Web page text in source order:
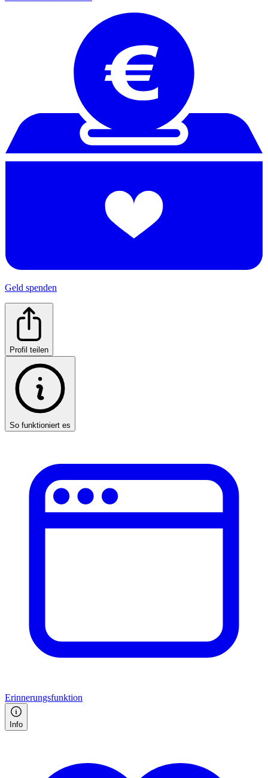
Geld spenden
Profil teilen
So funktioniert es
Erinnerungsfunktion
Info